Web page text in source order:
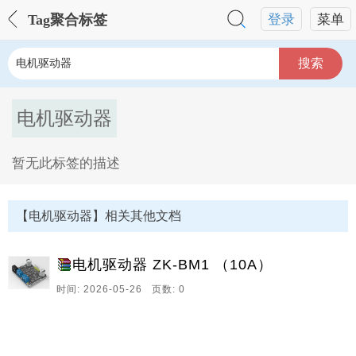
菜单
登录
Tag聚合标签
搜索
电机驱动器
暂无此标签的描述
【电机驱动器】相关其他文档
电机驱动器 ZK-BM1 （10A）
时间: 2026-05-26 页数: 0